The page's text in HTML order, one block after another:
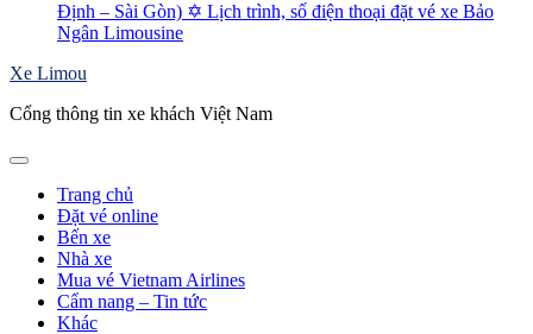
Định – Sài Gòn) ✡ Lịch trình, số điện thoại đặt vé xe Bảo
Ngân Limousine
Xe Limou
Cổng thông tin xe khách Việt Nam
Trang chủ
Đặt vé online
Bến xe
Nhà xe
Mua vé Vietnam Airlines
Cẩm nang – Tin tức
Khác